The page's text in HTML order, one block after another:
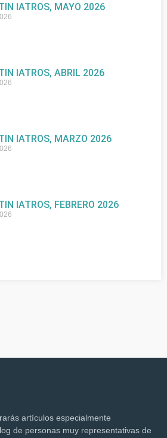
IATROS, MAYO 2026
IATROS, ABRIL 2026
IATROS, MARZO 2026
IATROS, FEBRERO 2026
artículos especialmente
de personas muy representativas de